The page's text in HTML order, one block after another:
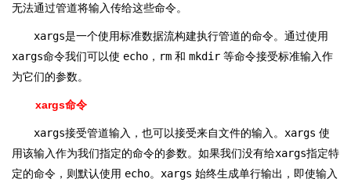
无法通过管道将输入传给这些命令。
xargs是一个使用标准数据流构建执行管道的命令。通过使用
xargs命令我们可以使 echo ， rm 和 mkdir 等命令接受标准输入作
为它们的参数。
xargs命令
xargs接受管道输入，也可以接受来自文件的输入。 xargs 使
用该输入作为我们指定的命令的参数。如果我们没有给xargs指定特
定的命令，则默认使用 echo。 xargs 始终生成单行输出，即使输入